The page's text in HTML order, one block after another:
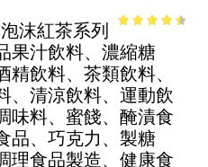
5
沫紅茶系列
果汁飲料、濃縮糖
飲料、茶類飲料、
、清涼飲料、運動飲
味料、蜜餞、醃漬食
品、巧克力、製糖
理食品製造、健康食